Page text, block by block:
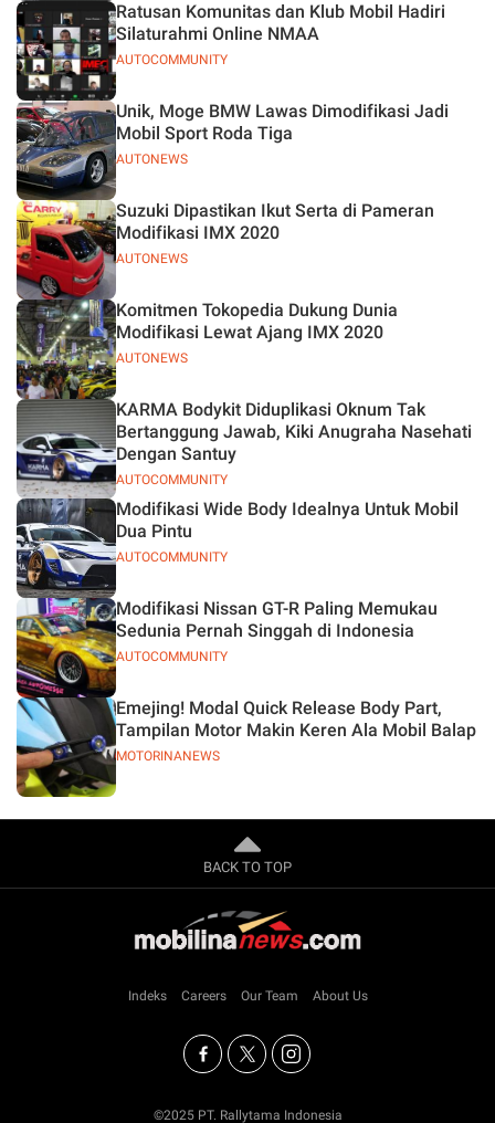
AUTOCOMMUNITY
Ratusan Komunitas dan Klub Mobil Hadiri
Silaturahmi Online NMAA
AUTONEWS
Unik, Moge BMW Lawas Dimodifikasi Jadi
Mobil Sport Roda Tiga
AUTONEWS
Suzuki Dipastikan Ikut Serta di Pameran
Modifikasi IMX 2020
AUTONEWS
Komitmen Tokopedia Dukung Dunia
Modifikasi Lewat Ajang IMX 2020
AUTOCOMMUNITY
KARMA Bodykit Diduplikasi Oknum Tak
Bertanggung Jawab, Kiki Anugraha Nasehati
Dengan Santuy
AUTOCOMMUNITY
Modifikasi Wide Body Idealnya Untuk Mobil
Dua Pintu
AUTOCOMMUNITY
Modifikasi Nissan GT-R Paling Memukau
Sedunia Pernah Singgah di Indonesia
MOTORINANEWS
Emejing! Modal Quick Release Body Part,
Tampilan Motor Makin Keren Ala Mobil Balap
BACK TO TOP
Indeks Careers Our Team About Us
©2025 PT. Rallytama Indonesia